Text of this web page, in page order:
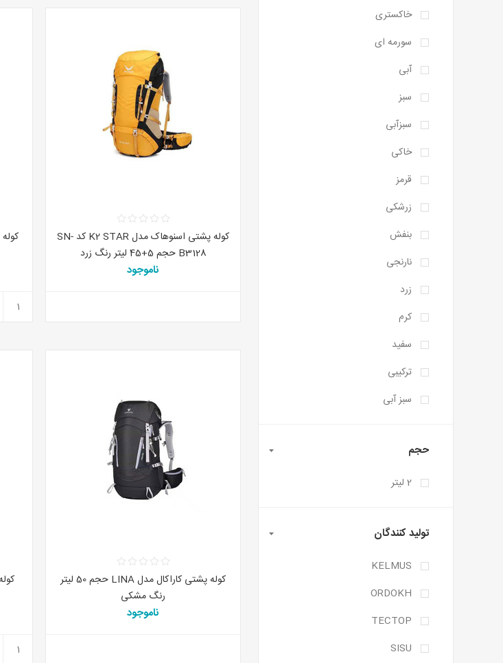
کوله پشتی اسنوهاک مدل K2 STAR کد SN-
B3128 حجم 5+45 لیتر رنگ زرد
ناموجود
کوله پشتی کاراکال مدل LINA حجم 50 لیتر
رنگ مشکی
ناموجود
خاکستری
سورمه ای
آبی
سبز
سبزآبی
خاکی
قرمز
زرشکی
بنفش
نارنجی
زرد
کرم
سفید
ترکیبی
سبز آبی
حجم
2 لیتر
تولید کنندگان
KELMUS
ORDOKH
TECTOP
SISU